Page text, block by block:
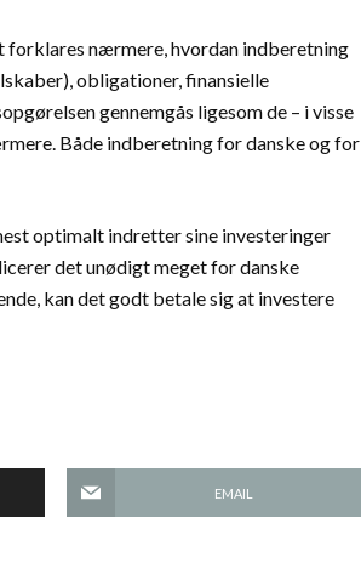
forklares nærmere, hvordan indberetning
obligationer, finansielle
gennemgås ligesom de – i visse
Både indberetning for danske og for
optimalt indretter sine investeringer
det unødigt meget for danske
kan det godt betale sig at investere
EMAIL